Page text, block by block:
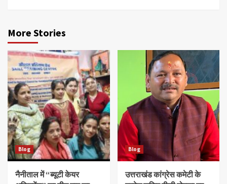
More Stories
Blog
नैनीताल में “ब्यूटी केयर
Blog
उत्तराखंड कांग्रेस कमेटी के